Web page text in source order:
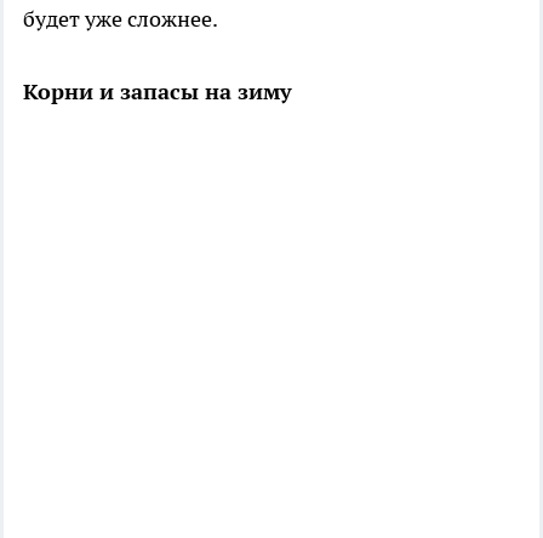
будет уже сложнее.
Корни и запасы на зиму